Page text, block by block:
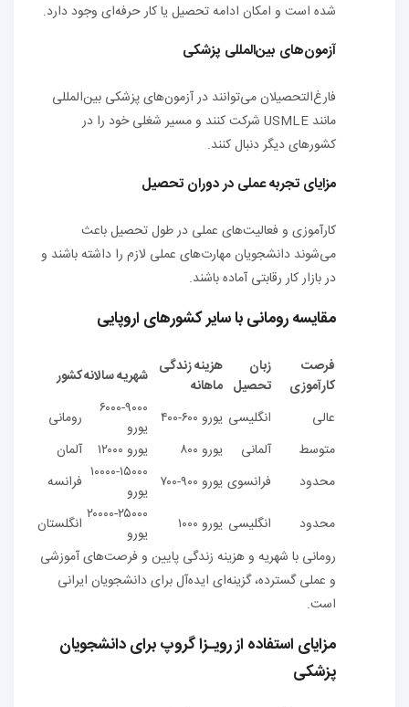
شده است و امکان ادامه تحصیل یا کار حرفه‌ای وجود دارد.
آزمون‌های بین‌المللی پزشکی
فارغ‌التحصیلان می‌توانند در آزمون‌های پزشکی بین‌المللی
مانند USMLE شرکت کنند و مسیر شغلی خود را در
کشورهای دیگر دنبال کنند.
مزایای تجربه عملی در دوران تحصیل
کارآموزی و فعالیت‌های عملی در طول تحصیل باعث
می‌شوند دانشجویان مهارت‌های عملی لازم را داشته باشند و
در بازار کار رقابتی آماده باشند.
مقایسه رومانی با سایر کشورهای اروپایی
کشورشهریه سالانه هزینه زندگی
ماهانه
زبان
تحصیل
فرصت
کارآموزی
رومانی
۶۰۰۰-۹۰۰۰
یورو
۴۰۰-۶۰۰ یورو انگلیسی
عالی
آلمان
۱۲۰۰۰ یورو ۸۰۰ یورو آلمانی
متوسط
فرانسه ۱۰۰۰۰-۱۵۰۰۰
یورو
۷۰۰-۹۰۰ یورو فرانسوی
محدود
انگلستان ۲۰۰۰۰-۲۵۰۰۰
یورو
۱۰۰۰ یورو انگلیسی
محدود
رومانی با شهریه و هزینه زندگی پایین و فرصت‌های آموزشی
و عملی گسترده، گزینه‌ای ایده‌آل برای دانشجویان ایرانی
است.
مزایای استفاده از رویـزا گروپ برای دانشجویان
پزشکی